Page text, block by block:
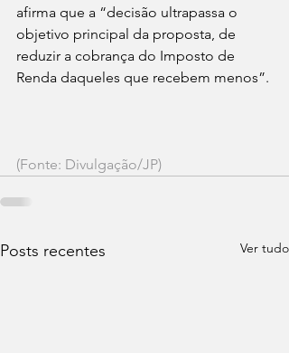
afirma que a “decisão ultrapassa o
objetivo principal da proposta, de
reduzir a cobrança do Imposto de
Renda daqueles que recebem menos”.
(Fonte: Divulgação/JP)
Posts recentes Ver tudo